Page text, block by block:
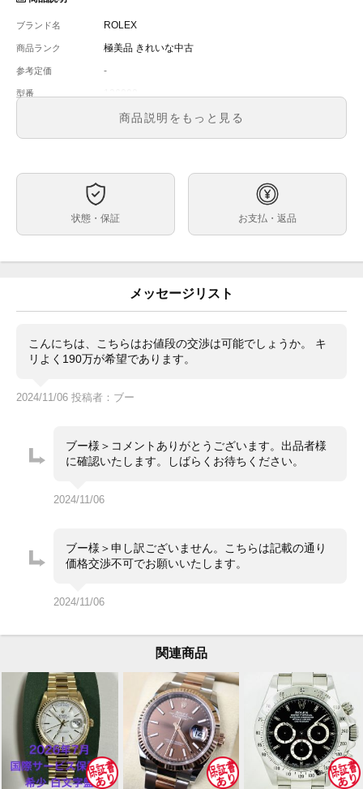
ブランド名 ROLEX
商品ランク 極美品 きれいな中古
参考定価 -
型番
メンズ
文字盤 セレブレーション（ターコイズブルー）
36ｍｍ
ケース素材
（デイトジャスト用）・グリーンタグ・余りコマ
状態
華やかなセレブレーションダイヤルです。ユニセックス
く人気です。
・日差約-1~+2秒
ガラスにキズやカケはありません。
中古美品です。
商品説明をもっと見る
状態・保証 お支払・返品
メッセージリスト
こんにちは、こちらはお値段の交渉は可能でしょうか。 キ
リよく190万が希望であります。
2024/11/06 投稿者：ブー
ブー様＞コメントありがとうございます。出品者様
に確認いたします。しばらくお待ちください。
2024/11/06
ブー様＞申し訳ございません。こちらは記載の通り
価格交渉不可でお願いいたします。
2024/11/06
関連商品